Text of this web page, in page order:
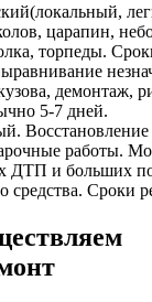
царапин,
торпеды.
демонтаж,
5-7 дней.
Восстановление
работы.
ДТП и больших
средства. Сроки